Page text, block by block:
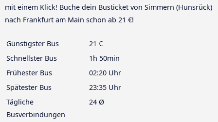
mit einem Klick! Buche dein Busticket von Simmern (Hunsrück)
nach Frankfurt am Main schon ab 21 €!
Günstigster Bus
21 €
Schnellster Bus
1h 50min
Frühester Bus
02:20 Uhr
Spätester Bus
23:35 Uhr
Tägliche
Busverbindungen
24 Ø